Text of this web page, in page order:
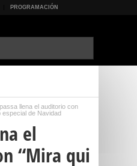
PROGRAMACIÓN
llena el auditorio con
especial de Navidad
el
“Mira qui